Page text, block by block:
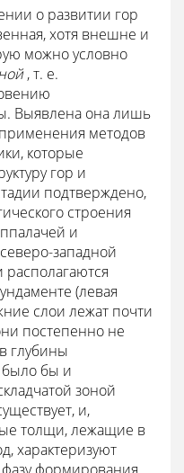
о развитии гор
хотя внешне и
можно условно
, т. е.
Выявлена она лишь
методов
которые
гор и
подтверждено,
строения
и
западной
располагаются
(левая
слои лежат почти
постепенно не
глубины
было бы и
зоной
и,
толщи, лежащие в
характеризуют